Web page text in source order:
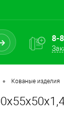
8-
• Кованые изделия